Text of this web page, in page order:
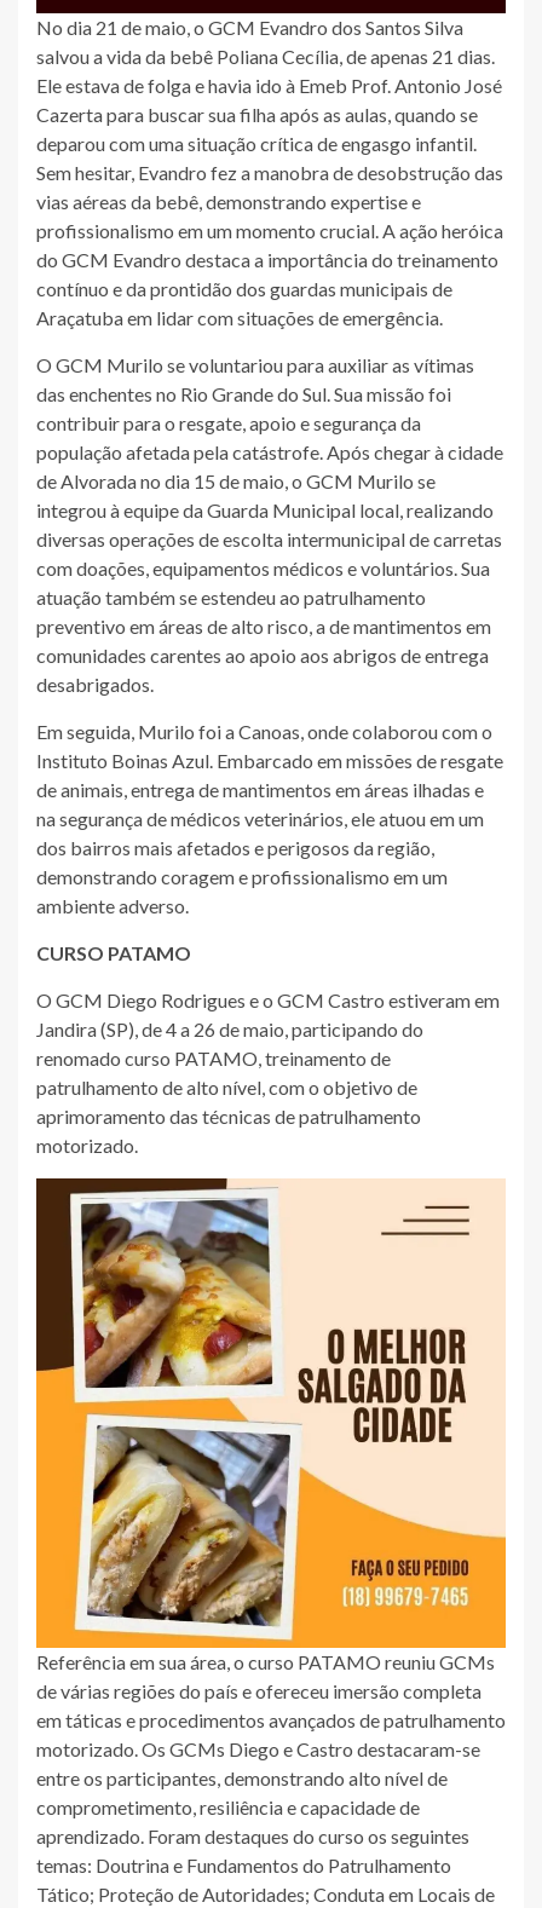
No dia 21 de maio, o GCM Evandro dos Santos Silva
salvou a vida da bebê Poliana Cecília, de apenas 21 dias.
Ele estava de folga e havia ido à Emeb Prof. Antonio José
Cazerta para buscar sua filha após as aulas, quando se
deparou com uma situação crítica de engasgo infantil.
Sem hesitar, Evandro fez a manobra de desobstrução das
vias aéreas da bebê, demonstrando expertise e
profissionalismo em um momento crucial. A ação heróica
do GCM Evandro destaca a importância do treinamento
contínuo e da prontidão dos guardas municipais de
Araçatuba em lidar com situações de emergência.
O GCM Murilo se voluntariou para auxiliar as vítimas
das enchentes no Rio Grande do Sul. Sua missão foi
contribuir para o resgate, apoio e segurança da
população afetada pela catástrofe. Após chegar à cidade
de Alvorada no dia 15 de maio, o GCM Murilo se
integrou à equipe da Guarda Municipal local, realizando
diversas operações de escolta intermunicipal de carretas
com doações, equipamentos médicos e voluntários. Sua
atuação também se estendeu ao patrulhamento
preventivo em áreas de alto risco, a de mantimentos em
comunidades carentes ao apoio aos abrigos de entrega
desabrigados.
Em seguida, Murilo foi a Canoas, onde colaborou com o
Instituto Boinas Azul. Embarcado em missões de resgate
de animais, entrega de mantimentos em áreas ilhadas e
na segurança de médicos veterinários, ele atuou em um
dos bairros mais afetados e perigosos da região,
demonstrando coragem e profissionalismo em um
ambiente adverso.
CURSO PATAMO
O GCM Diego Rodrigues e o GCM Castro estiveram em
Jandira (SP), de 4 a 26 de maio, participando do
renomado curso PATAMO, treinamento de
patrulhamento de alto nível, com o objetivo de
aprimoramento das técnicas de patrulhamento
motorizado.
Referência em sua área, o curso PATAMO reuniu GCMs
de várias regiões do país e ofereceu imersão completa
em táticas e procedimentos avançados de patrulhamento
motorizado. Os GCMs Diego e Castro destacaram-se
entre os participantes, demonstrando alto nível de
comprometimento, resiliência e capacidade de
aprendizado. Foram destaques do curso os seguintes
temas: Doutrina e Fundamentos do Patrulhamento
Tático; Proteção de Autoridades; Conduta em Locais de